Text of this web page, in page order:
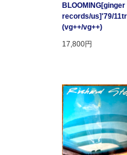
BLOOMING[ginger
records/us]'79/
(vg++/vg++)
17,800円